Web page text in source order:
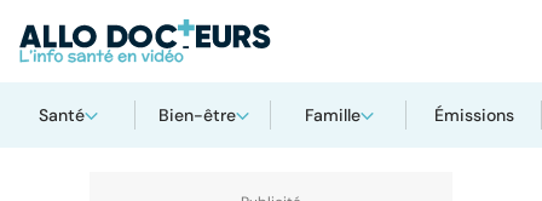
Santé Bien-être Famille Émissions